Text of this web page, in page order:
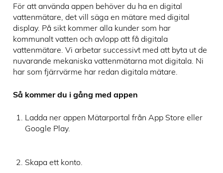
För att använda appen behöver du ha en digital
vattenmätare, det vill säga en mätare med digital
display. På sikt kommer alla kunder som har
kommunalt vatten och avlopp att få digitala
vattenmätare. Vi arbetar successivt med att byta ut de
nuvarande mekaniska vattenmätarna mot digitala. Ni
har som fjärrvärme har redan digitala mätare.
Så kommer du i gång med appen
Ladda ner appen Mätarportal från App Store eller
Google Play.
Skapa ett konto.